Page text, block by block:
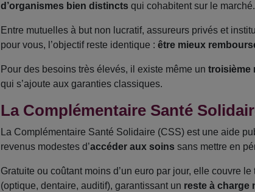
d’organismes bien distinctsqui cohabitent sur le marché.
Entre mutuelles à but non lucratif, assureurs privés et
pour vous, l’objectif reste identique : être mieux
Pour des besoins très élevés, il existe même un troisième
qui s’ajoute aux garanties classiques.
La Complémentaire Santé
La Complémentaire Santé Solidaire (CSS) est une aide
revenus modestes d’accéder aux soinssans mettre en
Gratuite ou coûtant moins d’un euro par jour, elle couvre
(optique, dentaire, auditif), garantissant un reste à charge